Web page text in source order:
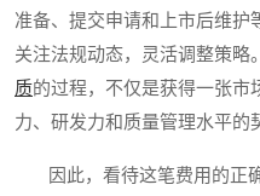
准备、提交申请和上市后维护
关注法规动态，灵活调整策略
质的过程，不仅是获得一张市
力、研发力和质量管理水平的
因此，看待这笔费用的正确